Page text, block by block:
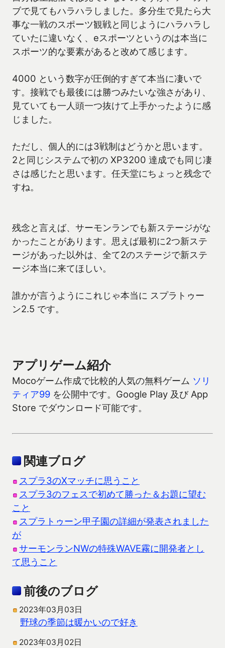
ブで見てもハラハラしました。多分生で見たら大
事な一戦のスポーツ観戦と同じようにハラハラし
ていたに違いなく、eスポーツというのは本当に
スポーツ的な要素があると改めて感じます。
4000 という数字が圧倒的すぎて本当に凄いで
す。接戦でも最後には勝つみたいな強さがあり、
見ていても一人頭一つ抜けて上手かったように感
じました。
ただし、個人的には3戦制はどうかと思います。
2と同じシステムで初の XP3200 達成でも同じ凄
さは感じたと思います。任天堂にちょっと残念で
すね。
残念と言えば、サーモンランでも新ステージがな
かったことがあります。思えば最初に2つ新ステ
ージがあった以外は、全て2のステージで新ステ
ージ本当に来てほしい。
誰かが言うようにこれじゃ本当に スプラトゥー
ン2.5 です。
アプリゲーム紹介
Mocoゲーム作成で比較的人気の無料ゲーム ソリ
ティア99 を公開中です。Google Play 及び App
Store でダウンロード可能です。
関連ブログ
スプラ3のXマッチに思うこと
スプラ3のフェスで初めて勝った＆お題に望む
こと
スプラトゥーン甲子園の詳細が発表されました
が
サーモンランNWの特殊WAVE霧に開発者とし
て思うこと
前後のブログ
2023年03月03日
野球の季節は暖かいので好き
2023年03月02日